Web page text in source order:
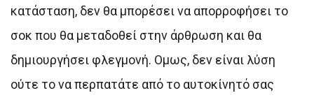
κατάσταση, δεν θα μπορέσει να απορροφήσει το
σοκ που θα μεταδοθεί στην άρθρωση και θα
δημιουργήσει φλεγμονή. Ομως, δεν είναι λύση
ούτε το να περπατάτε από το αυτοκίνητό σας